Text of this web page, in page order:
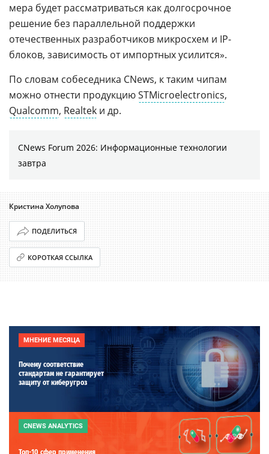
мера будет рассматриваться как долгосрочное
решение без параллельной поддержки
отечественных разработчиков микросхем и IP-
блоков, зависимость от импортных усилится».
По словам собеседника CNews, к таким чипам
можно отнести продукциюSTMicroelectronics,
Qualcomm, Realtek и др.
CNews Forum 2026: Информационные технологии
завтра
Кристина Холупова
ПОДЕЛИТЬСЯ
КОРОТКАЯ ССЫЛКА
МНЕНИЕ МЕСЯЦА
Почему соответствие
стандартам не гарантирует
защиту от киберугроз
CNEWS ANALYTICS
Топ-10 сфер применения